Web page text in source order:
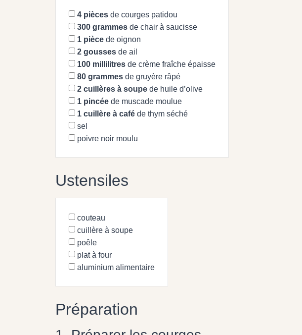
4 pièces de courges patidou
300 grammes de chair à saucisse
1 pièce de oignon
2 gousses de ail
100 millilitres de crème fraîche épaisse
80 grammes de gruyère râpé
2 cuillères à soupe de huile d’olive
1 pincée de muscade moulue
1 cuillère à café de thym séché
sel
poivre noir moulu
Ustensiles
couteau
cuillère à soupe
poêle
plat à four
aluminium alimentaire
Préparation